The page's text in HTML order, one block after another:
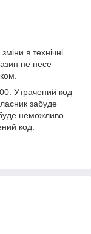
в технічні
не несе
Утрачений код
забуде
неможливо.
код.